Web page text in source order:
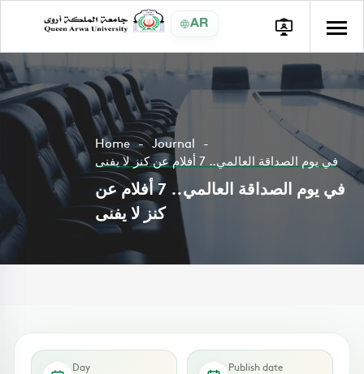
AR
Home
Journal
في يوم الصداقة العالمي.. 7 أفلام عن كنز لا يفنى
في يوم الصداقة العالمي.. 7 أفلام عن
كنز لا يفنى
Day Publish date